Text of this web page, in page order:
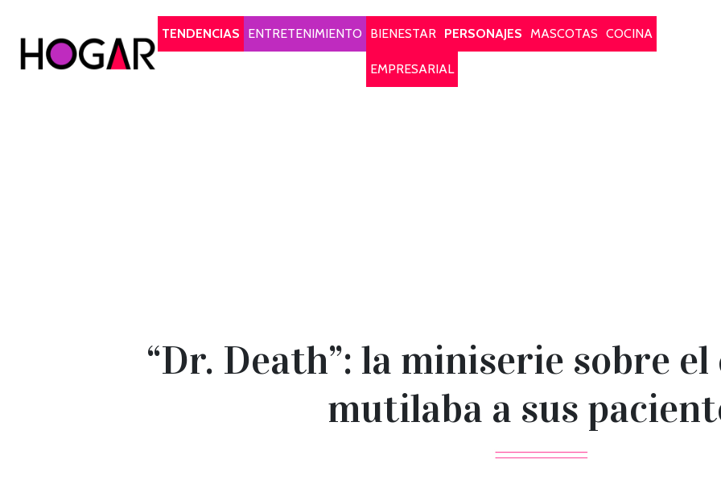
TENDENCIAS
ENTRETENIMIENTO BIENESTAR PERSONAJES MASCOTAS COCINA
EMPRESARIAL
“Dr. Death”: la miniserie sobre
mutilaba a sus